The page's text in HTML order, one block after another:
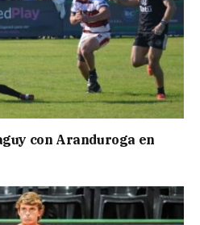
con Aranduroga en